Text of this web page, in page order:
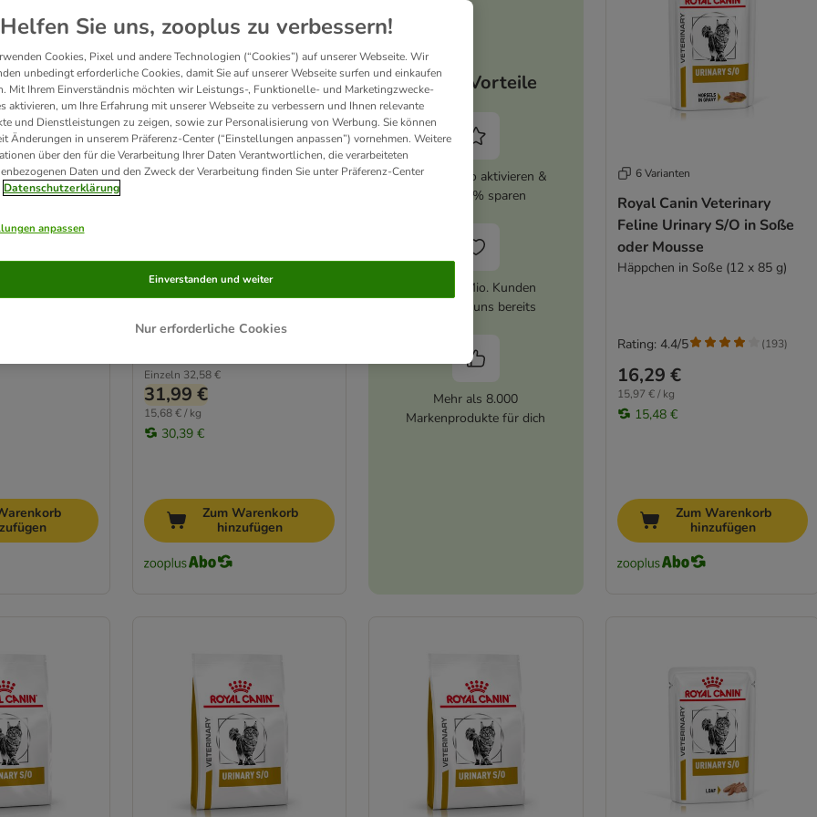
O in Soße
(48 x 85 g)
6 Varianten
Häppchen in Soße (24 x 85 g)
Einzeln 32,58 €
31,99 €
15,68 € / kg
30,39 €
Zum Warenkorb
hinzufügen
Deine Vorteile
zooplus Abo aktivieren &
immer 5% sparen
Über 10 Mio. Kunden
vertrauen uns bereits
Mehr als 8.000
Markenprodukte für dich
6 Varianten
Royal Canin Veterinary
Feline Urinary S/O in Soße
oder Mousse
Häppchen in Soße (12 x 85 g)
16,29 €
15,97 € / kg
15,48 €
Rating: 4.4/5 (193)
Zum Warenkorb
hinzufügen
Helfen Sie uns, zooplus zu verbessern!
Cookies, Pixel und andere Technologien (“Cookies”) auf unserer Webseite. Wir
unbedingt erforderliche Cookies, damit Sie auf unserer Webseite surfen und einkaufen
Mit Ihrem Einverständnis möchten wir Leistungs-, Funktionelle- und Marketingzwecke-
aktivieren, um Ihre Erfahrung mit unserer Webseite zu verbessern und Ihnen relevante
und Dienstleistungen zu zeigen, sowie zur Personalisierung von Werbung. Sie können
Änderungen in unserem Präferenz-Center (“Einstellungen anpassen”) vornehmen. Weitere
über den für die Verarbeitung Ihrer Daten Verantwortlichen, die verarbeiteten
Daten und den Zweck der Verarbeitung finden Sie unter Präferenz-Center
Datenschutzerklärung
anpassen
Nur erforderliche Cookies
Einverstanden und weiter